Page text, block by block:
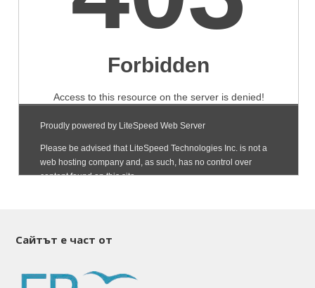
Сайтът е част от